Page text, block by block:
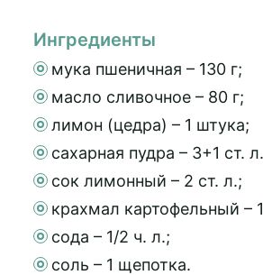
Ингредиенты
мука пшеничная – 130 г;
масло сливочное – 80 г;
лимон (цедра) – 1 штука;
сахарная пудра – 3+1 ст.
сок лимонный – 2 ст. л.;
крахмал картофельный –
сода – 1/2 ч. л.;
соль – 1 щепотка.